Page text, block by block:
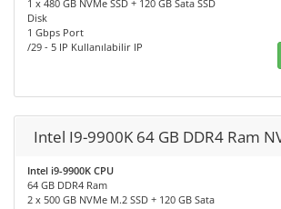
1 x 480 GB NVMe SSD + 120 GB Sata SSD
Disk
1 Gbps Port
/29 - 5 IP Kullanılabilir IP
Intel I9-9900K 64 GB DDR4 Ram
Intel i9-9900K CPU
64 GB DDR4 Ram
2 x 500 GB NVMe M.2 SSD + 120 GB Sata